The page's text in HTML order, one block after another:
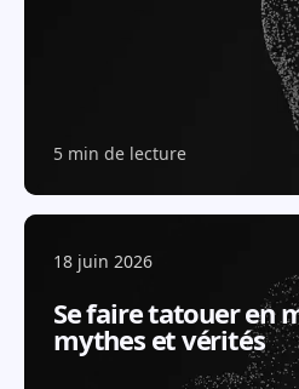
5 min de lecture
18 juin 2026
Se faire tatouer en
mythes et vérités